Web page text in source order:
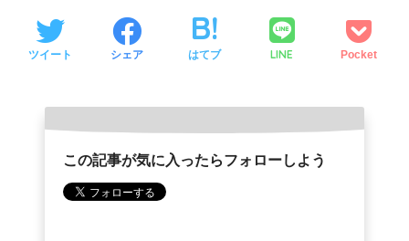
ツイート シェア はてブ LINE Pocket
この記事が気に入ったらフォローしよう